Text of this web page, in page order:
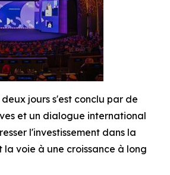
jours s'est conclu par de
et un dialogue international
l'investissement dans la
voie à une croissance à long